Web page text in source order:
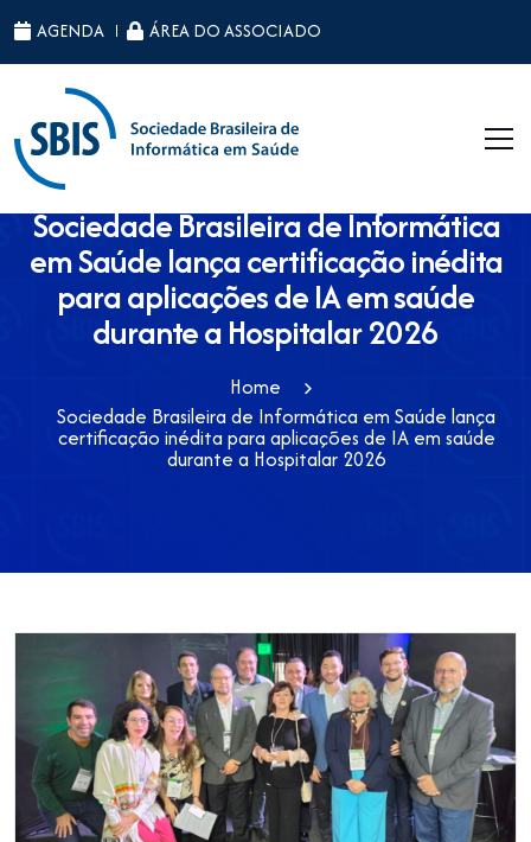
AGENDA ÁREA DO ASSOCIADO
Sociedade Brasileira de Informática
em Saúde lança certificação inédita
para aplicações de IA em saúde
durante a Hospitalar 2026
Home
Sociedade Brasileira de Informática em Saúde lança
certificação inédita para aplicações de IA em saúde
durante a Hospitalar 2026